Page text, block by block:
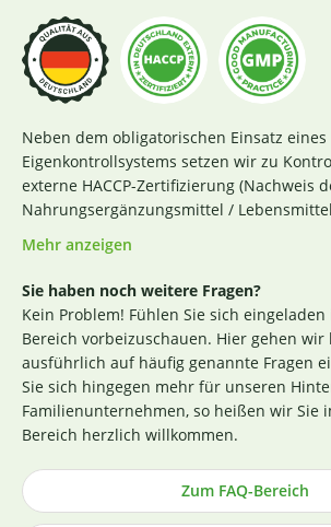
Neben dem obligatorischen Einsatz eines
Eigenkontrollsystems setzen wir zu
externe HACCP-Zertifizierung (Nachweis der Konformität
Nahrungsergänzungsmittel /
Richtlinien des Codex Alimentarius und
Nr. 852 / 2004 des Europäischen
Zertifikat finden Siehier
. Darüber hinaus
die Sicherstellung einer erstklassigen
bereits bei der strengen Durchleuchtung
unserer (Rohstoff-)Lieferanten. Die
Richtlinie ist hierbei ein wichtiges
den Tests der Hersteller untersuchen wir
rechtlich dazu verpflichtet zu sein, einen
weisen dies durch die Veröffentlichung
Zertifikate nach (im Regelfall direkt an der
Produktbeschreibung). Die Herstellung
Mehr anzeigen
Sie haben noch weitere Fragen?
Kein Problem! Fühlen Sie sich eingeladen
Bereich vorbeizuschauen. Hier gehen wir
ausführlich auf häufig genannte Fragen
Sie sich hingegen mehr für unseren
Familienunternehmen, so heißen wir Sie
Bereich herzlich willkommen.
Zum FAQ-Bereich